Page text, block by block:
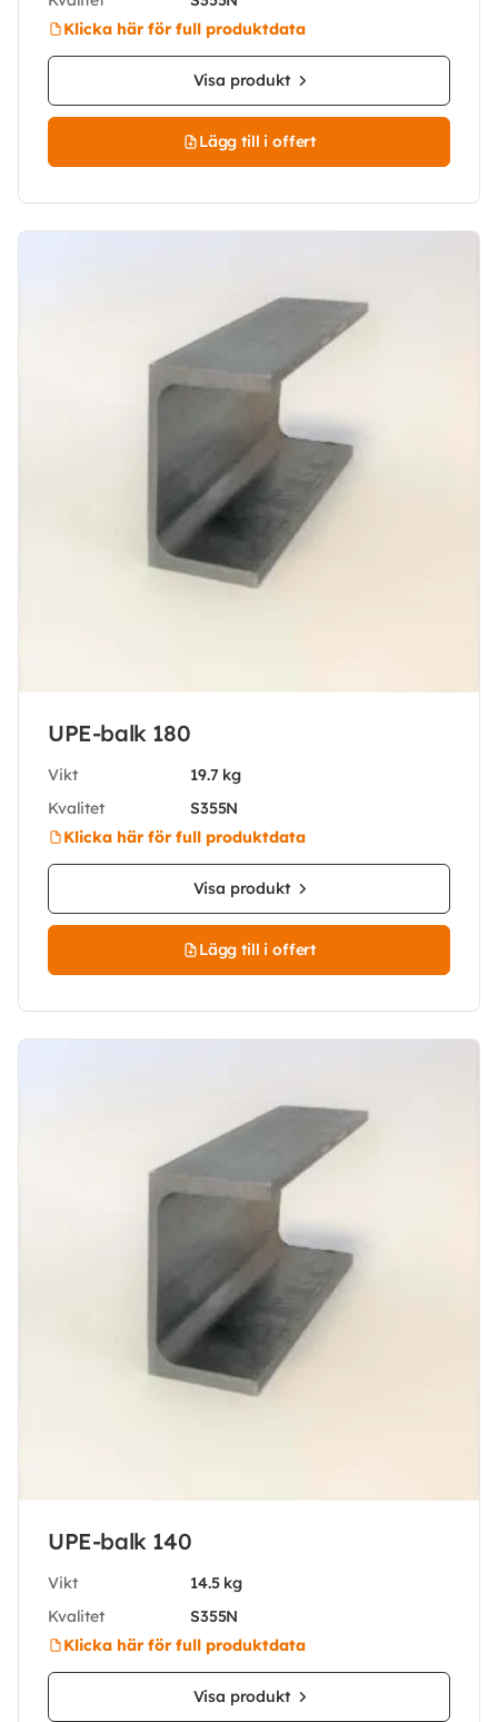
Klicka här för full produktdata
Visa produkt
Lägg till i offert
UPE-balk 180
Vikt
19.7 kg
Kvalitet
S355N
Klicka här för full produktdata
Visa produkt
Lägg till i offert
UPE-balk 140
Vikt
14.5 kg
Kvalitet
S355N
Klicka här för full produktdata
Visa produkt